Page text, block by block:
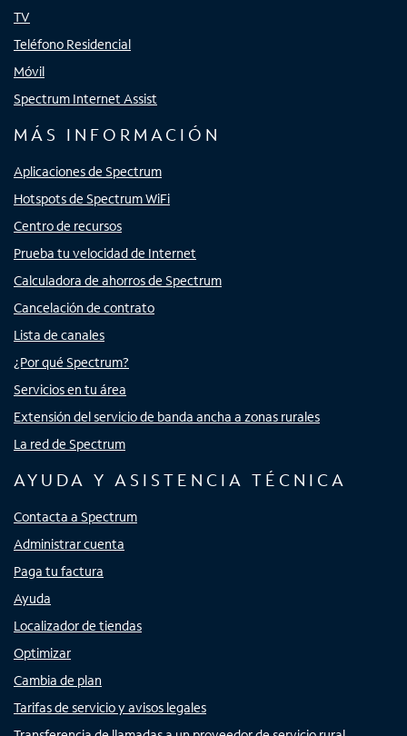
TV
Teléfono Residencial
Móvil
Spectrum Internet Assist
MÁS INFORMACIÓN
Aplicaciones de Spectrum
Hotspots de Spectrum WiFi
Centro de recursos
Prueba tu velocidad de Internet
Calculadora de ahorros de Spectrum
Cancelación de contrato
Lista de canales
¿Por qué Spectrum?
Servicios en tu área
Extensión del servicio de banda ancha a zonas rurales
La red de Spectrum
AYUDA Y ASISTENCIA TÉCNICA
Contacta a Spectrum
Administrar cuenta
Paga tu factura
Ayuda
Localizador de tiendas
Optimizar
Cambia de plan
Tarifas de servicio y avisos legales